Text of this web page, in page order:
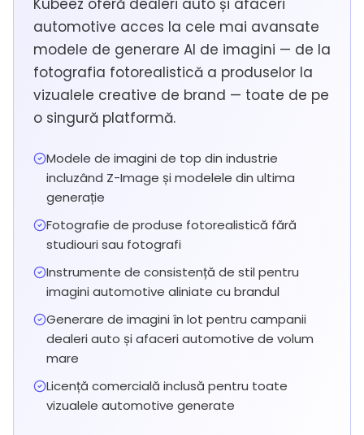
Kubeez oferă dealeri auto și afaceri
automotive acces la cele mai avansate
modele de generare AI de imagini — de la
fotografia fotorealistică a produselor la
vizualele creative de brand — toate de pe
o singură platformă.
Modele de imagini de top din industrie
incluzând Z-Image și modelele din ultima
generație
Fotografie de produse fotorealistică fără
studiouri sau fotografi
Instrumente de consistență de stil pentru
imagini automotive aliniate cu brandul
Generare de imagini în lot pentru campanii
dealeri auto și afaceri automotive de volum
mare
Licență comercială inclusă pentru toate
vizualele automotive generate